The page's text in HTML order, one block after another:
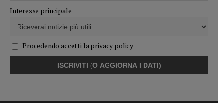
Interesse principale
Procedendo accetti la privacy policy